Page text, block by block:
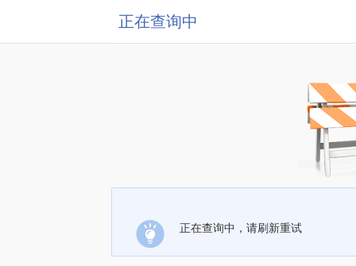
正在查询中
正在查询中，请刷新重试